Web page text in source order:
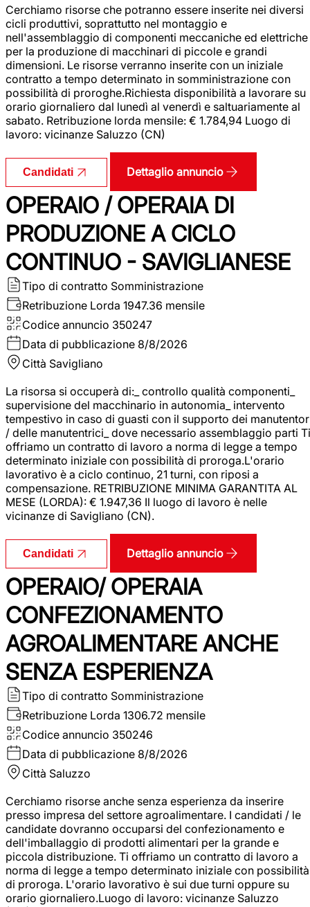
Cerchiamo risorse che potranno essere inserite nei diversi
cicli produttivi, soprattutto nel montaggio e
nell'assemblaggio di componenti meccaniche ed elettriche
per la produzione di macchinari di piccole e grandi
dimensioni. Le risorse verranno inserite con un iniziale
contratto a tempo determinato in somministrazione con
possibilità di proroghe.Richiesta disponibilità a lavorare su
orario giornaliero dal lunedì al venerdì e saltuariamente al
sabato. Retribuzione lorda mensile: € 1.784,94 Luogo di
lavoro: vicinanze Saluzzo (CN)
Candidati Dettaglio annuncio
OPERAIO / OPERAIA DI
PRODUZIONE A CICLO
CONTINUO - SAVIGLIANESE
Tipo di contratto Somministrazione
Retribuzione Lorda 1947.36 mensile
Codice annuncio 350247
Data di pubblicazione 8/8/2026
Città Savigliano
La risorsa si occuperà di:_ controllo qualità componenti_
supervisione del macchinario in autonomia_ intervento
tempestivo in caso di guasti con il supporto dei
/ delle manutentrici_ dove necessario assemblaggio parti Ti
offriamo un contratto di lavoro a norma di legge a tempo
determinato iniziale con possibilità di proroga.L'orario
lavorativo è a ciclo continuo, 21 turni, con riposi a
compensazione. RETRIBUZIONE MINIMA GARANTITA AL
MESE (LORDA): € 1.947,36 Il luogo di lavoro è nelle
vicinanze di Savigliano (CN).
Candidati Dettaglio annuncio
OPERAIO/ OPERAIA
CONFEZIONAMENTO
AGROALIMENTARE ANCHE
SENZA ESPERIENZA
Tipo di contratto Somministrazione
Retribuzione Lorda 1306.72 mensile
Codice annuncio 350246
Data di pubblicazione 8/8/2026
Città Saluzzo
Cerchiamo risorse anche senza esperienza da inserire
presso impresa del settore agroalimentare. I candidati / le
candidate dovranno occuparsi del confezionamento e
dell'imballaggio di prodotti alimentari per la grande e
piccola distribuzione. Ti offriamo un contratto di lavoro a
norma di legge a tempo determinato iniziale con possibilità
di proroga. L'orario lavorativo è sui due turni oppure su
orario giornaliero.Luogo di lavoro: vicinanze Saluzzo